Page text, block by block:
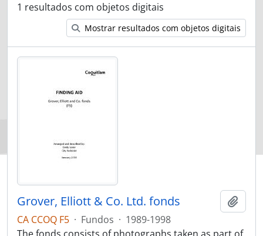
1 resultados com objetos digitais
Mostrar resultados com objetos digitais
Grover, Elliott & Co. Ltd. fonds
CA CCOQ F5 · Fundos · 1989-1998